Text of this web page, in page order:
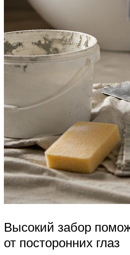
Высокий забор
от посторонних глаз